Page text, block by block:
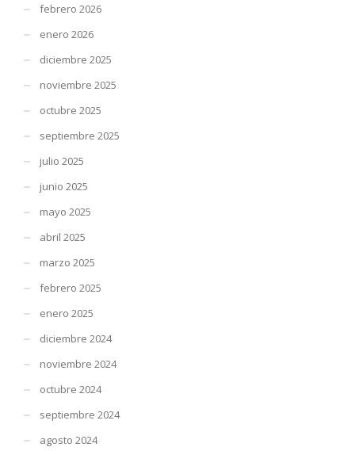
febrero 2026
enero 2026
diciembre 2025
noviembre 2025
octubre 2025
septiembre 2025
julio 2025
junio 2025
mayo 2025
abril 2025
marzo 2025
febrero 2025
enero 2025
diciembre 2024
noviembre 2024
octubre 2024
septiembre 2024
agosto 2024